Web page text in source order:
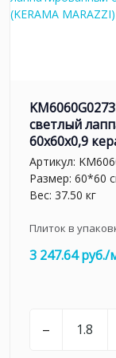
светлый
60x60x0,9
Артикул:
Размер: 60*60
Вес: 37.50 кг
Плиток в
3 247.64 руб./
–